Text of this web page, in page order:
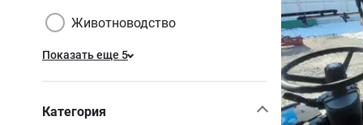
Животноводство
Показать еще 5
Категория